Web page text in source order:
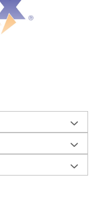
uda florile